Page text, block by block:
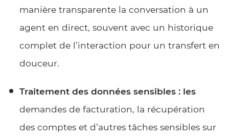
manière transparente la conversation à un
agent en direct, souvent avec un historique
complet de l’interaction pour un transfert en
douceur.
Traitement des données sensibles : les
demandes de facturation, la récupération
des comptes et d’autres tâches sensibles sur